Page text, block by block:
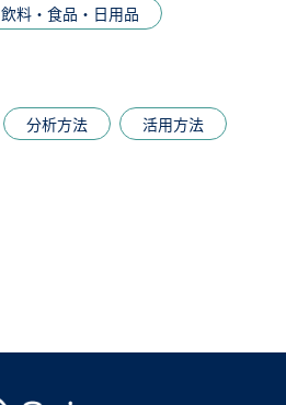
飲料・食品・日用品
分析方法
活用方法